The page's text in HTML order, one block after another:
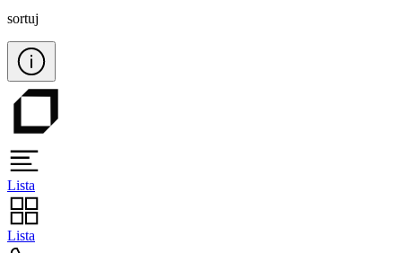
sortuj
Lista
Lista